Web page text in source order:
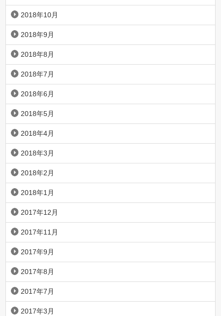
2018年10月
2018年9月
2018年8月
2018年7月
2018年6月
2018年5月
2018年4月
2018年3月
2018年2月
2018年1月
2017年12月
2017年11月
2017年9月
2017年8月
2017年7月
2017年3月